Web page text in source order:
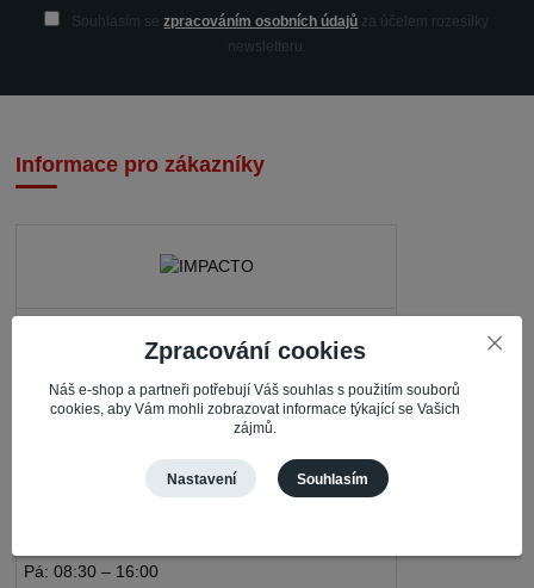
Souhlasím sezpracováním osobních údajů za účelem rozesílky
newsletteru.
Informace pro zákazníky
735 81 Bohumín – Nový Bohumín
Pá: 08:30 – 16:00
Zpracování cookies
Náš e-shop a partneři potřebují Váš souhlas s použitím souborů
cookies, aby Vám mohli zobrazovat informace týkající se Vašich
zájmů.
Nastavení Souhlasím